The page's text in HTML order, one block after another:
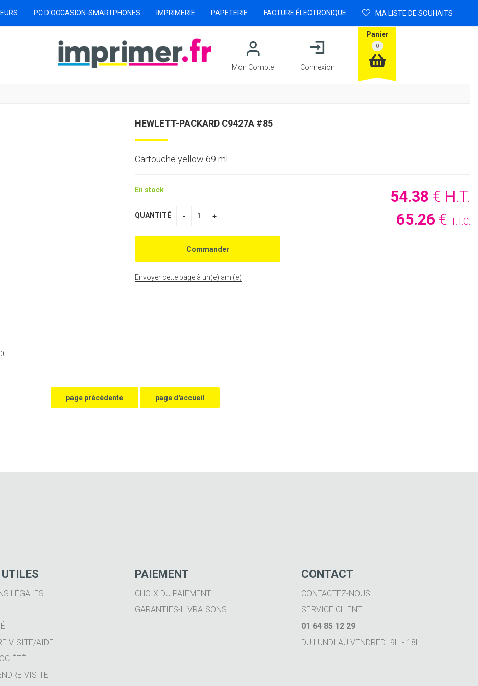
Mon Compte Connexion
Panier
PC D'OCCASION-SMARTPHONES IMPRIMERIE PAPETERIE FACTURE ÉLECTRONIQUE MA LISTE DE SOUHAITS
HEWLETT-PACKARD C9427A #85
Cartouche yellow 69 ml
54.38 € H.T.
65.26 € T.T.C.
En stock
QUANTITÉ
Envoyer cette page à un(e) ami(e)
LÉGALES
VISITE/AIDE
VISITE
PAIEMENT
CHOIX DU PAIEMENT
GARANTIES-LIVRAISONS
CONTACT
CONTACTEZ-NOUS
SERVICE CLIENT
01 64 85 12 29
DU LUNDI AU VENDREDI 9H - 18H